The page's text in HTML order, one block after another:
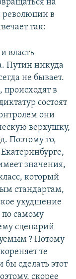
на
революции в
так:
власть
Путин никуда
не бывает.
в
состоят
они
верхушку,
Поэтому то,
значения,
который
стандартам,
ухудшение
по самому
сценарий
? Потому
те
сделать этот
скорее